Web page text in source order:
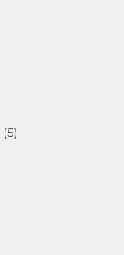
(5)